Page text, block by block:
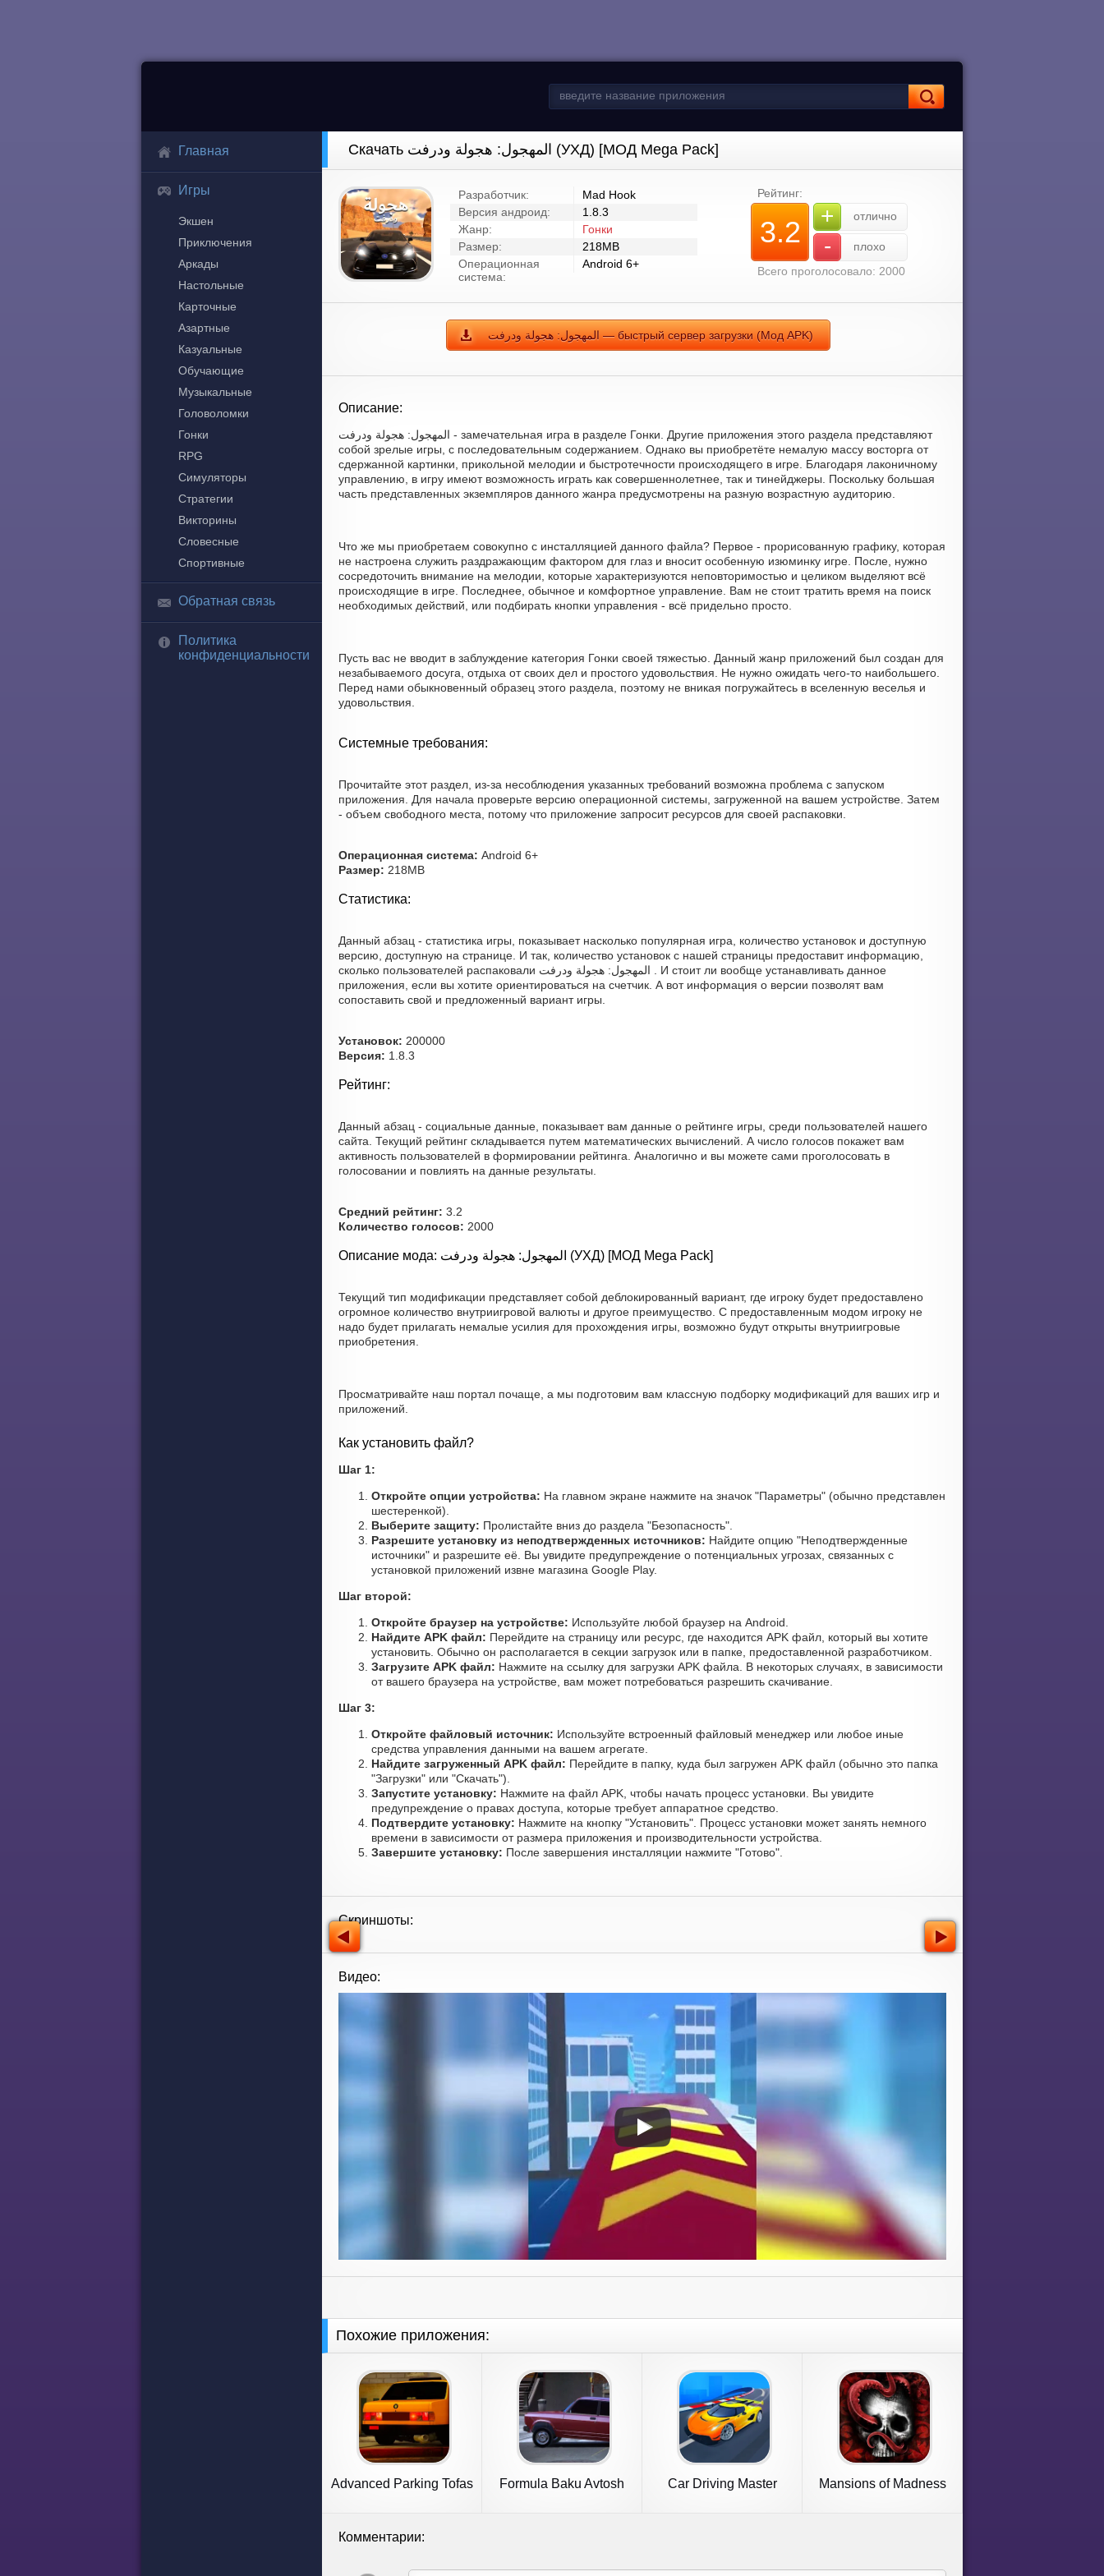
Главная
Игры
Экшен
Приключения
Аркады
Настольные
Карточные
Азартные
Казуальные
Обучающие
Музыкальные
Головоломки
Гонки
RPG
Симуляторы
Стратегии
Викторины
Словесные
Спортивные
Обратная связь
Политика
конфиденциальности
Скачать المهجول: هجولة ودرفت (УХД) [МОД Mega Pack]
Разработчик:
Mad Hook
Версия андроид:
1.8.3
Жанр:
Гонки
Размер:
218MB
Операционная
система:
Android 6+
Рейтинг:
3.2 + отлично
-
плохо
Всего проголосовало: 2000
المهجول: هجولة ودرفت — быстрый сервер загрузки (Мод APK)
Описание:
المهجول: هجولة ودرفت - замечательная игра в разделе Гонки. Другие приложения этого раздела представляют
собой зрелые игры, с последовательным содержанием. Однако вы приобретёте немалую массу восторга от
сдержанной картинки, прикольной мелодии и быстротечности происходящего в игре. Благодаря лаконичному
управлению, в игру имеют возможность играть как совершеннолетнее, так и тинейджеры. Поскольку большая
часть представленных экземпляров данного жанра предусмотрены на разную возрастную аудиторию.
Что же мы приобретаем совокупно с инсталляцией данного файла? Первое - прорисованную графику, которая
не настроена служить раздражающим фактором для глаз и вносит особенную изюминку игре. После, нужно
сосредоточить внимание на мелодии, которые характеризуются неповторимостью и целиком выделяют всё
происходящие в игре. Последнее, обычное и комфортное управление. Вам не стоит тратить время на поиск
необходимых действий, или подбирать кнопки управления - всё придельно просто.
Пусть вас не вводит в заблуждение категория Гонки своей тяжестью. Данный жанр приложений был создан для
незабываемого досуга, отдыха от своих дел и простого удовольствия. Не нужно ожидать чего-то наибольшего.
Перед нами обыкновенный образец этого раздела, поэтому не вникая погружайтесь в вселенную веселья и
удовольствия.
Системные требования:
Прочитайте этот раздел, из-за несоблюдения указанных требований возможна проблема с запуском
приложения. Для начала проверьте версию операционной системы, загруженной на вашем устройстве. Затем
- объем свободного места, потому что приложение запросит ресурсов для своей распаковки.
Операционная система: Android 6+
Размер: 218MB
Статистика:
Данный абзац - статистика игры, показывает насколько популярная игра, количество установок и доступную
версию, доступную на странице. И так, количество установок с нашей страницы предоставит информацию,
сколько пользователей распаковали المهجول: هجولة ودرفت . И стоит ли вообще устанавливать данное
приложения, если вы хотите ориентироваться на счетчик. А вот информация о версии позволят вам
сопоставить свой и предложенный вариант игры.
Установок: 200000
Версия: 1.8.3
Рейтинг:
Данный абзац - социальные данные, показывает вам данные о рейтинге игры, среди пользователей нашего
сайта. Текущий рейтинг складывается путем математических вычислений. А число голосов покажет вам
активность пользователей в формировании рейтинга. Аналогично и вы можете сами проголосовать в
голосовании и повлиять на данные результаты.
Средний рейтинг: 3.2
Количество голосов: 2000
Описание мода: المهجول: هجولة ودرفت (УХД) [МОД Mega Pack]
Текущий тип модификации представляет собой деблокированный вариант, где игроку будет предоставлено
огромное количество внутриигровой валюты и другое преимущество. С предоставленным модом игроку не
надо будет прилагать немалые усилия для прохождения игры, возможно будут открыты внутриигровые
приобретения.
Просматривайте наш портал почаще, а мы подготовим вам классную подборку модификаций для ваших игр и
приложений.
Как установить файл?
Шаг 1:
Откройте опции устройства: На главном экране нажмите на значок "Параметры" (обычно представлен
шестеренкой).
Выберите защиту: Пролистайте вниз до раздела "Безопасность".
Разрешите установку из неподтвержденных источников: Найдите опцию "Неподтвержденные
источники" и разрешите её. Вы увидите предупреждение о потенциальных угрозах, связанных с
установкой приложений извне магазина Google Play.
Шаг второй:
Откройте браузер на устройстве: Используйте любой браузер на Android.
Найдите APK файл: Перейдите на страницу или ресурс, где находится APK файл, который вы хотите
установить. Обычно он располагается в секции загрузок или в папке, предоставленной разработчиком.
Загрузите APK файл: Нажмите на ссылку для загрузки APK файла. В некоторых случаях, в зависимости
от вашего браузера на устройстве, вам может потребоваться разрешить скачивание.
Шаг 3:
Откройте файловый источник: Используйте встроенный файловый менеджер или любое иные
средства управления данными на вашем агрегате.
Найдите загруженный APK файл: Перейдите в папку, куда был загружен APK файл (обычно это папка
"Загрузки" или "Скачать").
Запустите установку: Нажмите на файл APK, чтобы начать процесс установки. Вы увидите
предупреждение о правах доступа, которые требует аппаратное средство.
Подтвердите установку: Нажмите на кнопку "Установить". Процесс установки может занять немного
времени в зависимости от размера приложения и производительности устройства.
Завершите установку: После завершения инсталляции нажмите "Готово".
Скриншоты:
Видео:
Похожие приложения:
Advanced Parking Tofas
Formula Baku Avtosh
Car Driving Master
Mansions of Madness
Комментарии: